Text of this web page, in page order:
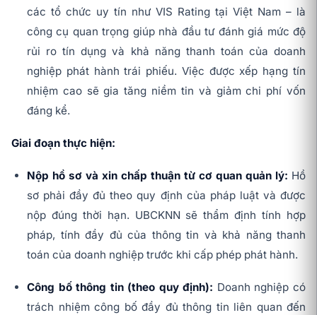
các tổ chức uy tín như VIS Rating tại Việt Nam – là
công cụ quan trọng giúp nhà đầu tư đánh giá mức độ
rủi ro tín dụng và khả năng thanh toán của doanh
nghiệp phát hành trái phiếu. Việc được xếp hạng tín
nhiệm cao sẽ gia tăng niềm tin và giảm chi phí vốn
đáng kể.
Giai đoạn thực hiện:
Nộp hồ sơ và xin chấp thuận từ cơ quan quản lý: Hồ
sơ phải đầy đủ theo quy định của pháp luật và được
nộp đúng thời hạn. UBCKNN sẽ thẩm định tính hợp
pháp, tính đầy đủ của thông tin và khả năng thanh
toán của doanh nghiệp trước khi cấp phép phát hành.
Công bố thông tin (theo quy định): Doanh nghiệp có
trách nhiệm công bố đầy đủ thông tin liên quan đến